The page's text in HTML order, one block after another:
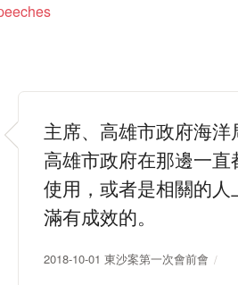
主席、高雄市政府海
高雄市政府在那邊一
使用，或者是相關的
滿有成效的。
2018-10-01 東沙案第一次會前會